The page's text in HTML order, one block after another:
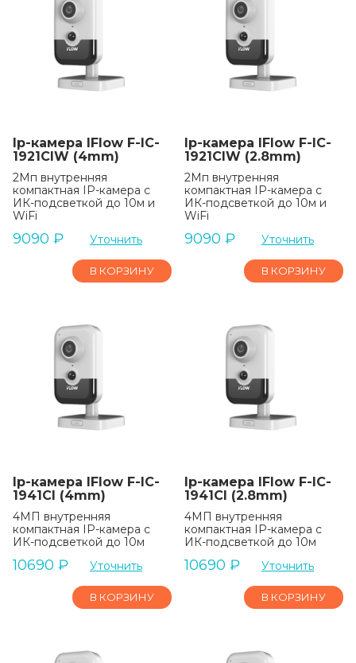
Ip-камера IFlow F-IC-
1921CIW (4mm)
2Мп внутренняя
компактная IP-камера c
ИК-подсветкой до 10м и
WiFi
9090 ₽ Уточнить
В КОРЗИНУ
Ip-камера IFlow F-IC-
1921CIW (2.8mm)
2Мп внутренняя
компактная IP-камера c
ИК-подсветкой до 10м и
WiFi
9090 ₽ Уточнить
В КОРЗИНУ
Ip-камера IFlow F-IC-
1941CI (4mm)
4МП внутренняя
компактная IP-камера c
ИК-подсветкой до 10м
10690 ₽ Уточнить
В КОРЗИНУ
Ip-камера IFlow F-IC-
1941CI (2.8mm)
4МП внутренняя
компактная IP-камера c
ИК-подсветкой до 10м
10690 ₽ Уточнить
В КОРЗИНУ